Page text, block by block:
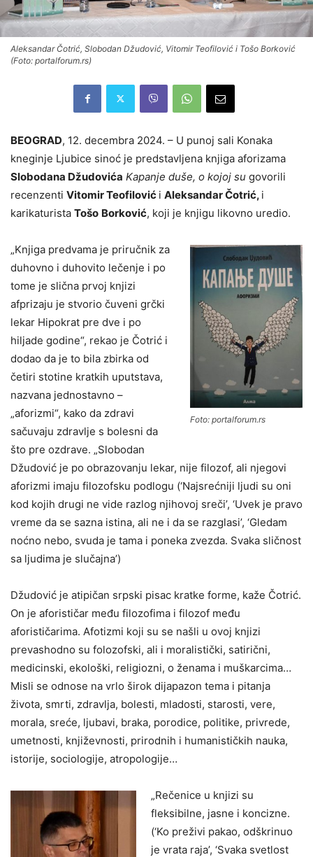
Aleksandar Čotrić, Slobodan Džudović, Vitomir Teofilović i Tošo Borković
(Foto: portalforum.rs)
BEOGRAD, 12. decembra 2024. – U punoj sali Konaka
kneginje Ljubice sinoć je predstavljena knjiga aforizama
Slobodana Džudovića Kapanje duše, o kojoj su govorili
recenzenti Vitomir Teofilović i Aleksandar Čotrić, i
karikaturista Tošo Borković, koji je knjigu likovno uredio.
Foto: portalforum.rs
„Knjiga predvama je priručnik za
duhovno i duhovito lečenje i po
tome je slična prvoj knjizi
afprizaju je stvorio čuveni grčki
lekar Hipokrat pre dve i po
hiljade godine“, rekao je Čotrić i
dodao da je to bila zbirka od
četiri stotine kratkih uputstava,
nazvana jednostavno –
„aforizmi“, kako da zdravi
sačuvaju zdravlje s bolesni da
što pre ozdrave. „Slobodan
Džudović je po obrazovanju lekar, nije filozof, ali njegovi
aforizmi imaju filozofsku podlogu (‘Najsrećniji ljudi su oni
kod kojih drugi ne vide razlog njihovoj sreči’, ‘Uvek je pravo
vreme da se sazna istina, ali ne i da se razglasi’, ‘Gledam
noćno nebo, svuda je tama i poneka zvezda. Svaka sličnost
sa ljudima je slučajna’)
Džudović je atipičan srpski pisac kratke forme, kaže Čotrić.
On je aforističar među filozofima i filozof među
aforističarima. Afotizmi koji su se našli u ovoj knjizi
prevashodno su folozofski, ali i moralistički, satirični,
medicinski, ekološki, religiozni, o ženama i muškarcima…
Misli se odnose na vrlo širok dijapazon tema i pitanja
života, smrti, zdravlja, bolesti, mladosti, starosti, vere,
morala, sreće, ljubavi, braka, porodice, politike, privrede,
umetnosti, književnosti, prirodnih i humanističkih nauka,
istorije, sociologije, atropologije…
„Rečenice u knjizi su
fleksibilne, jasne i koncizne.
(‘Ko preživi pakao, odškrinuo
je vrata raja’, ‘Svaka svetlost